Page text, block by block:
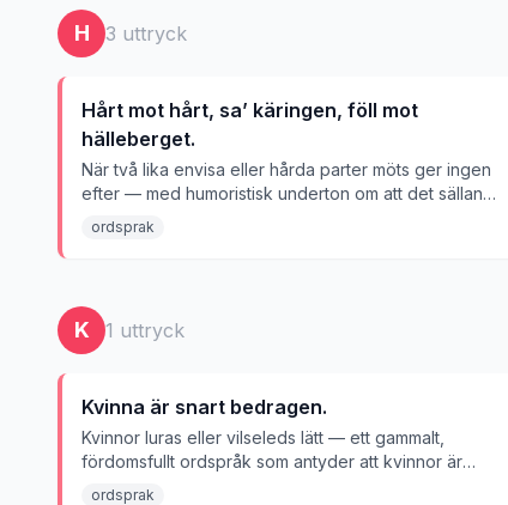
tilltal.
H 3 uttryck
Hårt mot hårt, sa’ käringen, föll mot
hälleberget.
När två lika envisa eller hårda parter möts ger ingen
efter — med humoristisk underton om att det sällan
slutar bra.
ordsprak
K 1 uttryck
Kvinna är snart bedragen.
Kvinnor luras eller vilseleds lätt — ett gammalt,
fördomsfullt ordspråk som antyder att kvinnor är
godtrogna och enkla att bedra.
ordsprak